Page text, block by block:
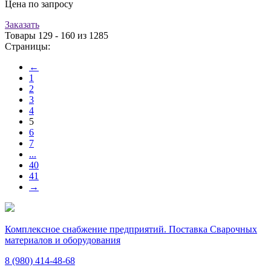
Цена по запросу
Заказать
Товары 129 - 160 из 1285
Страницы:
←
1
2
3
4
5
6
7
...
40
41
→
Комплексное снабжение предприятий. Поставка Сварочных
материалов и оборудования
8 (980) 414-48-68